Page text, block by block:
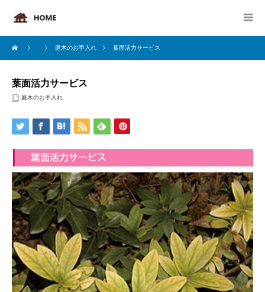
庭木のお手入れ 葉面活力サービス
葉面活力サービス
庭木のお手入れ